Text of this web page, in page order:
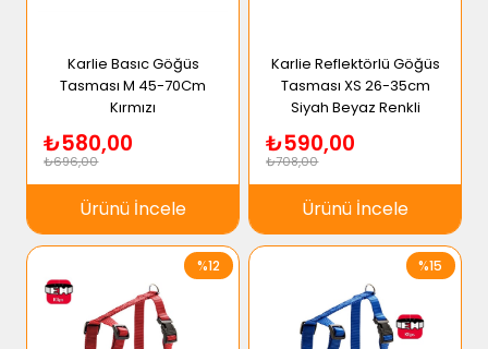
Karlie Basıc Göğüs
Tasması M 45-70Cm
Kırmızı
₺580,00
₺696,00
Ürünü İncele
Karlie Reflektörlü Göğüs
Tasması XS 26-35cm
Siyah Beyaz Renkli
₺590,00
₺708,00
Ürünü İncele
%12 %15